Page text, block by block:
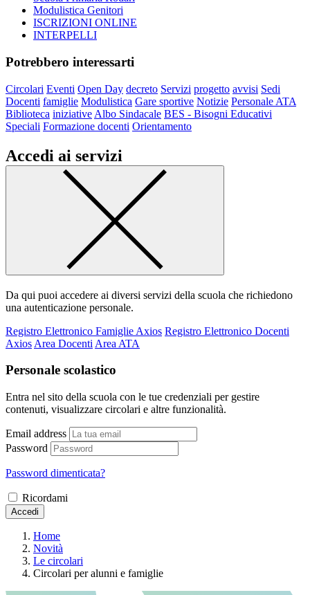
Modulistica Genitori
ISCRIZIONI ONLINE
INTERPELLI
Potrebbero interessarti
Circolari Eventi Open Day decreto Servizi progetto avvisi Sedi
Docenti famiglie Modulistica Gare sportive Notizie Personale ATA
Biblioteca iniziative Albo Sindacale BES - Bisogni Educativi
Speciali Formazione docenti Orientamento
Accedi ai servizi
Da qui puoi accedere ai diversi servizi della scuola che richiedono
una autenticazione personale.
Registro Elettronico Famiglie Axios Registro Elettronico Docenti
Axios Area Docenti Area ATA
Personale scolastico
Entra nel sito della scuola con le tue credenziali per gestire
contenuti, visualizzare circolari e altre funzionalità.
Email address
Password
Password dimenticata?
Ricordami
Accedi
Home
Novità
Le circolari
Circolari per alunni e famiglie